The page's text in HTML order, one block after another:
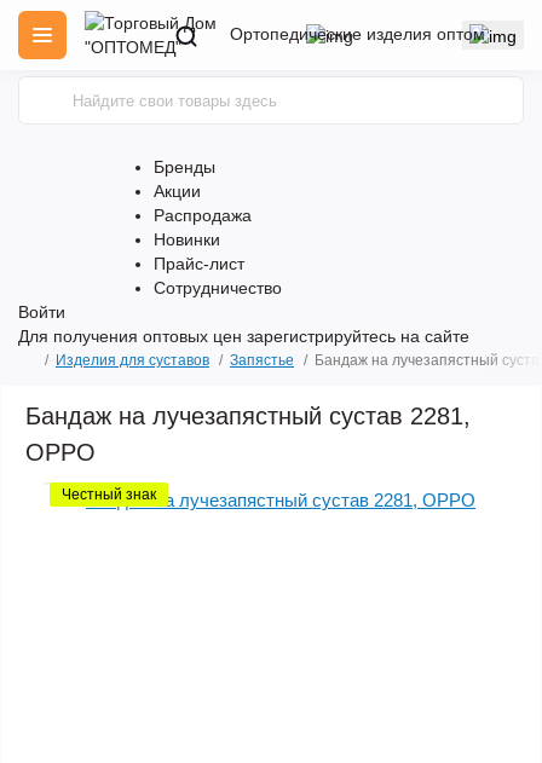
Ортопедические изделия оптом
Бренды
Акции
Распродажа
Новинки
Прайс-лист
Сотрудничество
Войти
Для получения оптовых цен зарегистрируйтесь на сайте
Изделия для суставов Запястье Бандаж на лучезапястный
Бандаж на лучезапястный сустав 2281,
OPPO
Честный знак